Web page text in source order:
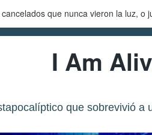
que nunca vieron la luz,
I Am
que sobrevivió a